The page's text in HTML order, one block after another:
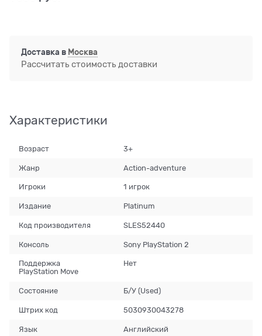
Доставка в Москва
Рассчитать стоимость доставки
Характеристики
Возраст 3+
Жанр Action-adventure
Игроки 1 игрок
Издание Platinum
Код производителя SLES52440
Консоль Sony PlayStation 2
Поддержка
PlayStation Move
Нет
Состояние Б/У (Used)
Штрих код 5030930043278
Язык Английский